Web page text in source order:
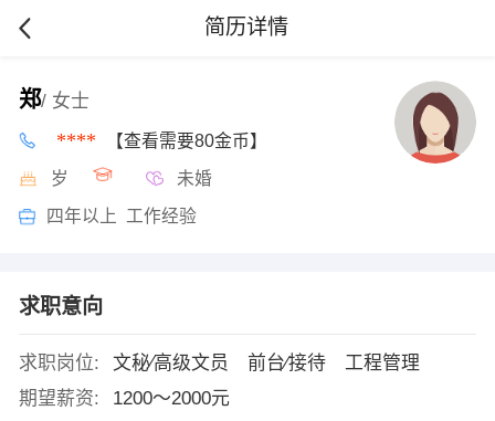
简历详情
郑/ 女士
**** 【查看需要80金币】
岁 未婚
四年以上 工作经验
求职意向
求职岗位:
文秘∕高级文员 前台∕接待 工程管理
期望薪资:
1200～2000元